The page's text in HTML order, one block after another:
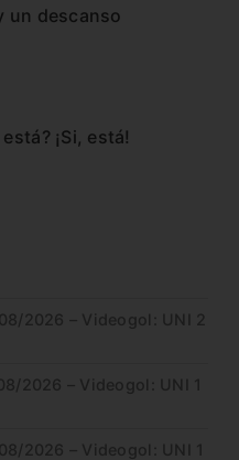
un descanso
¡Si, está!
2026 – Videogol: UNI 2
2026 – Videogol: UNI 1
2026 – Videogol: UNI 1